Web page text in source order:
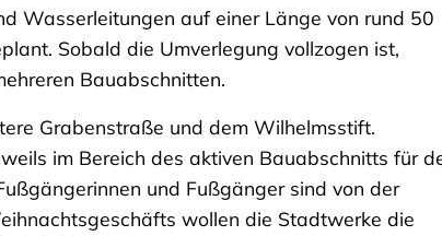
Wasserleitungen auf einer Länge von rund 50
Sobald die Umverlegung vollzogen ist,
Bauabschnitten.
Grabenstraße und dem Wilhelmsstift.
im Bereich des aktiven Bauabschnitts für
und Fußgänger sind von der
wollen die Stadtwerke die